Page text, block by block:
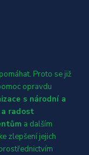
Proto se již
opravdu
s národní a
a radost
a dalším
zlepšení jejich